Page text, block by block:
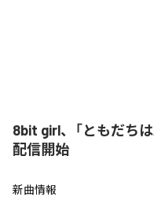
8bit girl、「ともだち
配信開始
新曲情報